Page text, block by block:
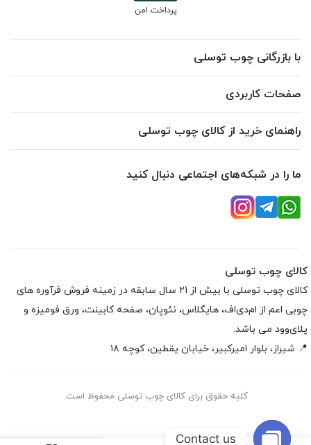
پرداخت امن
با بازرگانی چوب توسلی
صفحات کاربردی
راهنمای خرید از کالای چوب توسلی
ما را در شبکه‌های اجتماعی دنبال کنید
کالای چوب توسلی
کالای چوب توسلی با بیش از 21 سال سابقه در زمینه فروش فرآوره های
چوبی اعم از ام‌دی‌اف، هایگلاس، نئوپان، صفحه کابینت، ورق فومیزه و
پلای‌وود می باشد.
📍 شیراز، بلوار امیرکبیر، خیابان یقطین، کوچه ۱۸
کلیه حقوق برای کالای چوب توسلی محفوظ است.
Contact us